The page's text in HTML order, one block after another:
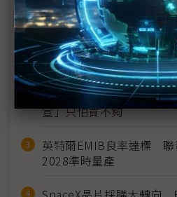
近７天熱門報導
MLCC訂單過熱、出貨比
建熱潮將趨緩
2027全年記憶體產能提
宣」只怕買不夠
英特爾EMIB良率達標 聯
2028準時量產